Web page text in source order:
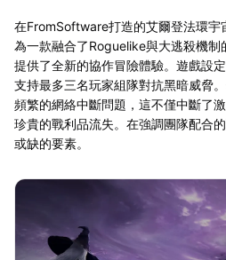
在FromSoftware打造的艾爾登法環宇
為一款融合了Roguelike與大逃殺機制
提供了全新的協作冒險體驗。遊戲設
支持最多三名玩家組隊對抗黑暗威脅
頻繁的網絡中斷問題，這不僅中斷了
珍貴的戰利品流失。在強調團隊配合
或缺的要素。